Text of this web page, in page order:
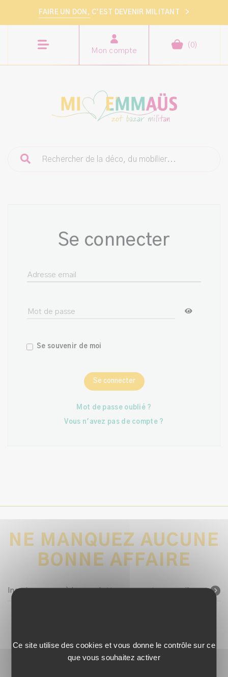
FAIRE UN DON, C’EST DEVENIR MILITANT >
Mon compte
( 0)
Se connecter
Se souvenir de moi
Se connecter
Mot de passe oublié ?
Vous n'avez pas de compte ?
NE MANQUEZ AUCUNE
BONNE AFFAIRE
Inscrivez-vous à la newsletter avec votre e-mail
SUIVEZ-NOUS !
Ce site utilise des cookies et vous donne le contrôle sur ce
que vous souhaitez activer